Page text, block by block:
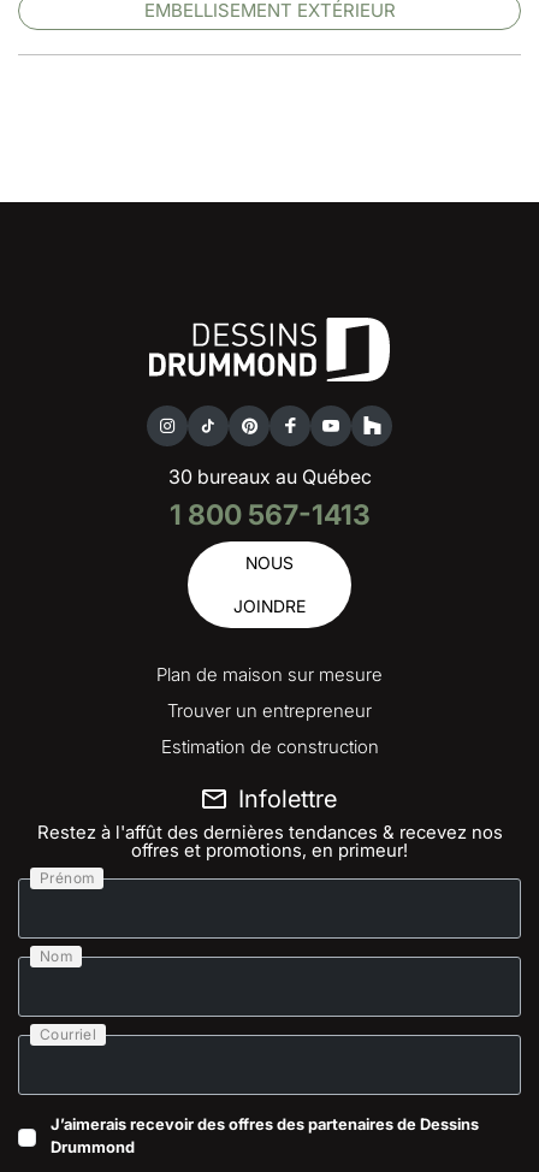
EMBELLISEMENT EXTÉRIEUR
30 bureaux au Québec
1 800 567-1413
NOUS
JOINDRE
Plan de maison sur mesure
Trouver un entrepreneur
Estimation de construction
Infolettre
Restez à l'affût des dernières tendances & recevez nos
offres et promotions, en primeur!
Prénom
Nom
Courriel
J’aimerais recevoir des offres des partenaires de Dessins
Drummond